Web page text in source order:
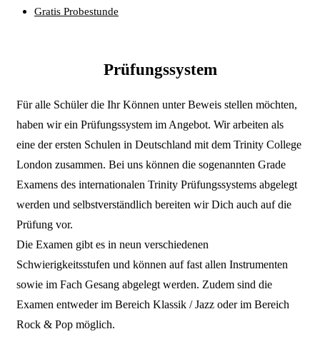
Gratis Probestunde
​Prüfungssystem
​​Für alle Schüler die Ihr Können unter Beweis stellen möchten,
haben wir ein Prüfungssystem im Angebot. Wir arbeiten als
eine der ersten Schulen in Deutschland mit dem Trinity College
London zusammen. Bei uns können die sogenannten Grade
Examens des internationalen Trinity Prüfungssystems abgelegt
werden und selbstverständlich bereiten wir Dich auch auf die
Prüfung vor.
Die Examen gibt es in neun verschiedenen
Schwierigkeitsstufen und können auf fast allen Instrumenten ​
sowie im Fach Gesang abgelegt werden. ​Zudem sind die
Examen entweder im Bereich Klassik / Jazz oder im Bereich
Rock & Pop möglich.